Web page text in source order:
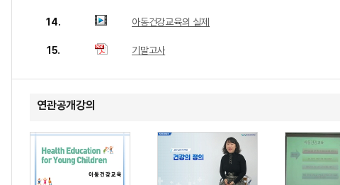
14. 아동건강교육의 실제
15. 기말고사
연관공개강의